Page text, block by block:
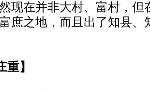
现在并非大村、富村，但
庶之地，而且出了知县、
重】